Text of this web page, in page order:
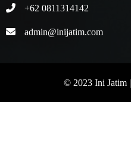
+62 0811314142
admin@inijatim.com
© 2023 Ini Jatim |